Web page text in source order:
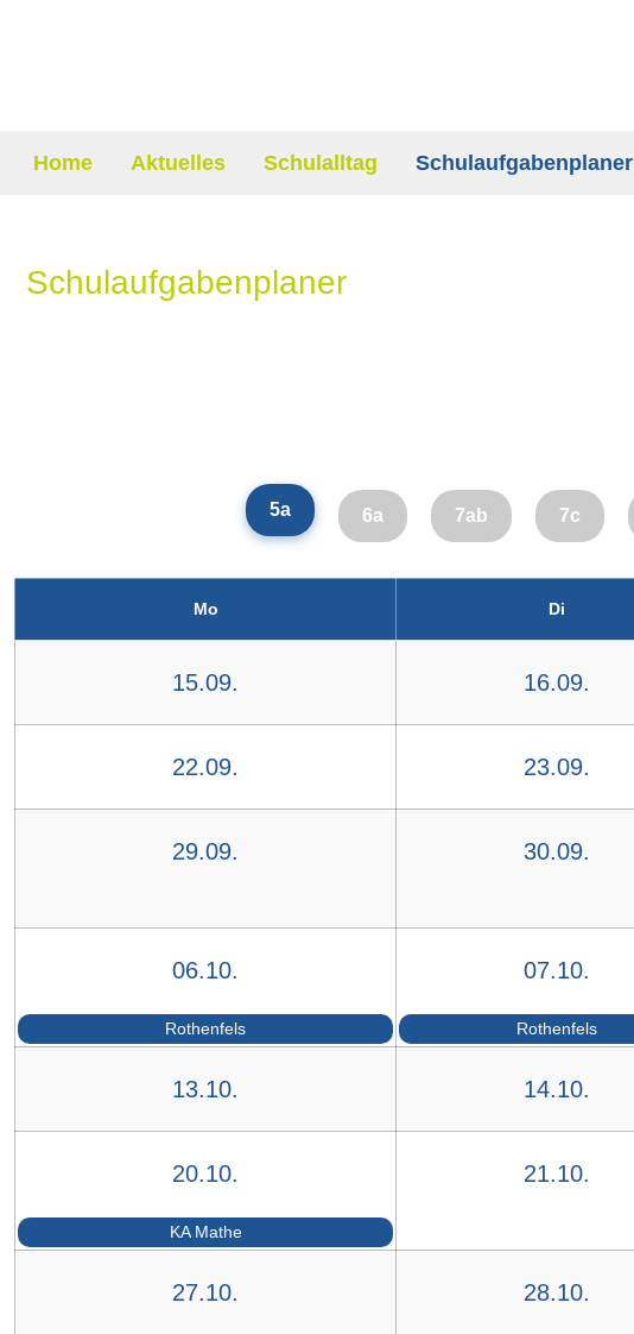
Home Aktuelles Schulalltag Schulaufgabenplaner
Schulaufgabenplaner
5a 6a 7ab 7c
Mo Di
15.09. 16.09.
22.09. 23.09.
29.09. 30.09.
06.10.
Rothenfels
07.10.
Rothenfels
13.10. 14.10.
20.10.
KA Mathe
21.10.
27.10. 28.10.